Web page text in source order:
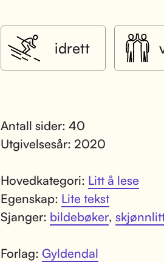
idrett
Antall sider: 40
Utgivelsesår: 2020
Hovedkategori: Litt å lese
Egenskap: Lite tekst
Sjanger: bildebøker,
Forlag: Gyldendal